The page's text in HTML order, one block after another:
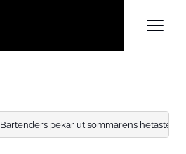
Bartenders pekar ut sommarens hetaste